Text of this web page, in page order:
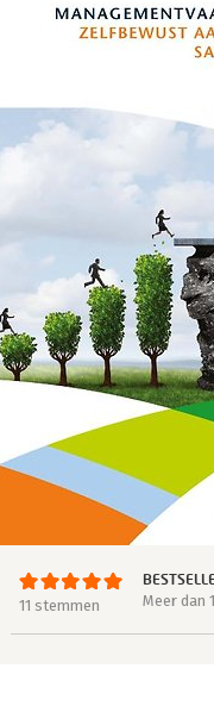
11 stemmen
Meer dan